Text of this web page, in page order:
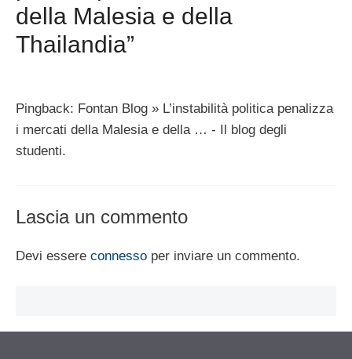
della Malesia e della
Thailandia”
Pingback: Fontan Blog » L’instabilità politica penalizza
i mercati della Malesia e della … - Il blog degli
studenti.
Lascia un commento
Devi essere connesso per inviare un commento.